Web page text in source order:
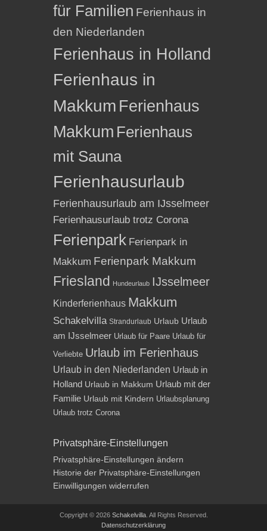
für Familien Ferienhaus in
den Niederlanden
Ferienhaus in Holland
Ferienhaus in
Makkum Ferienhaus
Makkum Ferienhaus
mit Sauna
Ferienhausurlaub
Ferienhausurlaub am IJsselmeer
Ferienhausurlaub trotz Corona
Ferienpark Ferienpark in
Makkum Ferienpark Makkum
Friesland Hundeurlaub IJsselmeer
Kinderferienhaus Makkum
Schakelvilla Strandurlaub Urlaub Urlaub
am IJsselmeer Urlaub für Paare Urlaub für
Verliebte Urlaub im Ferienhaus
Urlaub in den Niederlanden Urlaub in
Holland Urlaub in Makkum Urlaub mit der
Familie Urlaub mit Kindern Urlaubsplanung
Urlaub trotz Corona
Privatsphäre-Einstellungen
Privatsphäre-Einstellungen ändern
Historie der Privatsphäre-Einstellungen
Einwilligungen widerrufen
Copyright © 2026 Schakelvilla. All Rights Reserved.
Datenschutzerklärung